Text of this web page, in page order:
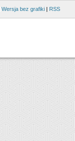
Wersja bez grafiki | RSS